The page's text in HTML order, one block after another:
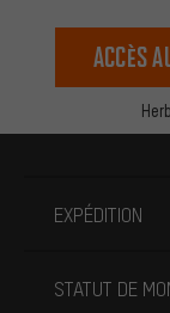
Accès
EXPÉDITION
STATUT DE